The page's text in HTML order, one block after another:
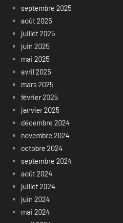
septembre 2025
août 2025
juillet 2025
juin 2025
mai 2025
avril 2025
mars 2025
février 2025
janvier 2025
décembre 2024
novembre 2024
octobre 2024
septembre 2024
août 2024
juillet 2024
juin 2024
mai 2024